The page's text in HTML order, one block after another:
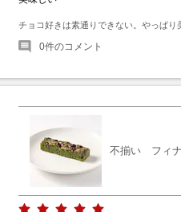
チョコ好きは素通りできない。やっぱり
0件のコメント
不揃い フィ